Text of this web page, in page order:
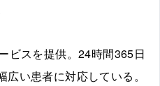
ビスを提供。24時間365日
い患者に対応している。